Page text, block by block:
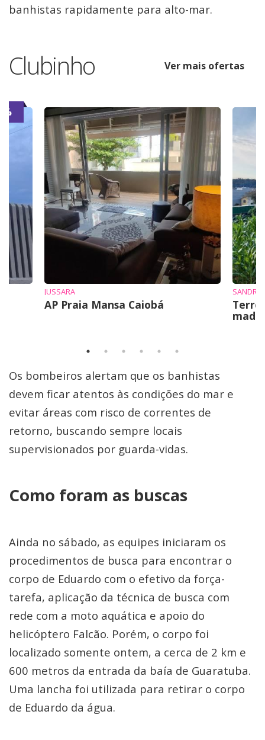
banhistas rapidamente para alto-mar.
Clubinho Ver mais ofertas
JUSSARA
AP Praia Mansa Caiobá
mad
Os bombeiros alertam que os banhistas
devem ficar atentos às condições do mar e
evitar áreas com risco de correntes de
retorno, buscando sempre locais
supervisionados por guarda-vidas.
Como foram as buscas
Ainda no sábado, as equipes iniciaram os
procedimentos de busca para encontrar o
corpo de Eduardo com o efetivo da força-
tarefa, aplicação da técnica de busca com
rede com a moto aquática e apoio do
helicóptero Falcão. Porém, o corpo foi
localizado somente ontem, a cerca de 2 km e
600 metros da entrada da baía de Guaratuba.
Uma lancha foi utilizada para retirar o corpo
de Eduardo da água.